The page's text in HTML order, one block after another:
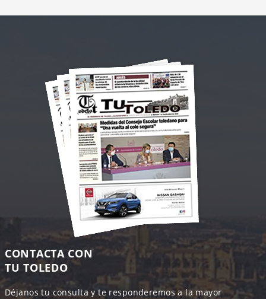
CONTACTA CON
TU TOLEDO
Déjanos tu consulta y te responderemos a la mayor